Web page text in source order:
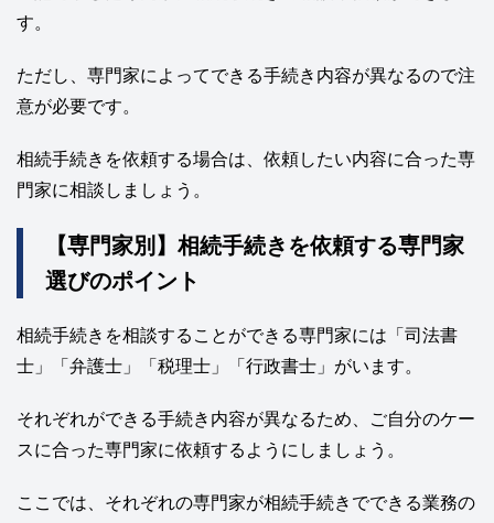
す。
ただし、専門家によってできる手続き内容が異なるので注
意が必要です。
相続手続きを依頼する場合は、依頼したい内容に合った専
門家に相談しましょう。
【専門家別】相続手続きを依頼する専門家
選びのポイント
相続手続きを相談することができる専門家には「司法書
士」「弁護士」「税理士」「行政書士」がいます。
それぞれができる手続き内容が異なるため、ご自分のケー
スに合った専門家に依頼するようにしましょう。
ここでは、それぞれの専門家が相続手続きでできる業務の